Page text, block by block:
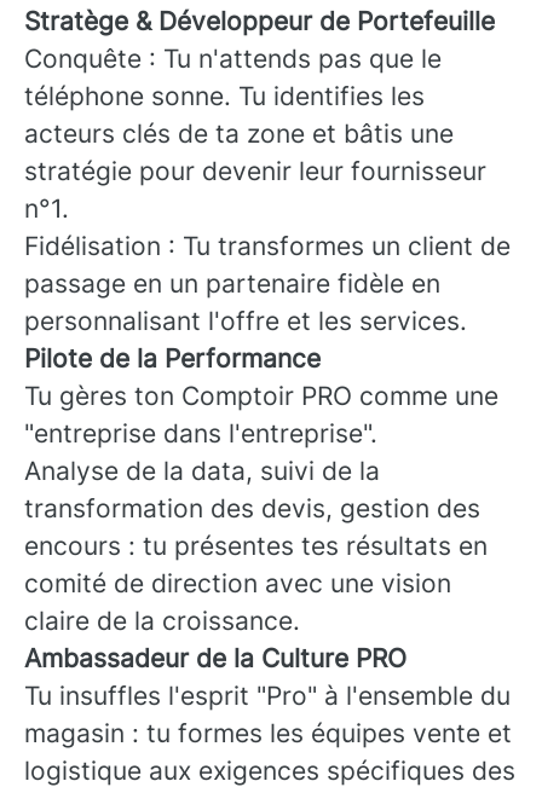
Stratège & Développeur de Portefeuille
Conquête : Tu n'attends pas que le
téléphone sonne. Tu identifies les
acteurs clés de ta zone et bâtis une
stratégie pour devenir leur fournisseur
n°1.
Fidélisation : Tu transformes un client de
passage en un partenaire fidèle en
personnalisant l'offre et les services.
Pilote de la Performance
Tu gères ton Comptoir PRO comme une
"entreprise dans l'entreprise".
Analyse de la data, suivi de la
transformation des devis, gestion des
encours : tu présentes tes résultats en
comité de direction avec une vision
claire de la croissance.
Ambassadeur de la Culture PRO
Tu insuffles l'esprit "Pro" à l'ensemble du
magasin : tu formes les équipes vente et
logistique aux exigences spécifiques des